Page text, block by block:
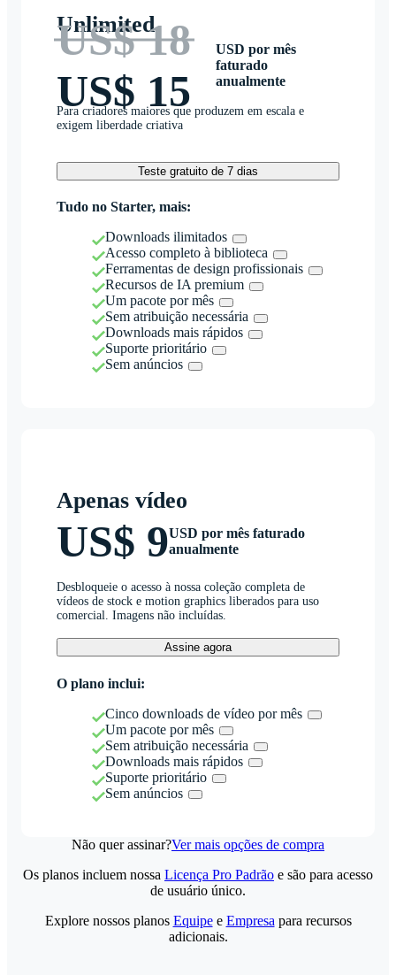
Unlimited
US$ 18
US$ 15
USD por mês
faturado
anualmente
Para criadores maiores que produzem em escala e
exigem liberdade criativa
Teste gratuito de 7 dias
Tudo no Starter, mais:
Downloads ilimitados
Acesso completo à biblioteca
Ferramentas de design profissionais
Recursos de IA premium
Um pacote por mês
Sem atribuição necessária
Downloads mais rápidos
Suporte prioritário
Sem anúncios
Apenas vídeo
US$ 9USD por mês faturado
anualmente
Desbloqueie o acesso à nossa coleção completa de
vídeos de stock e motion graphics liberados para uso
comercial. Imagens não incluídas.
Assine agora
O plano inclui:
Cinco downloads de vídeo por mês
Um pacote por mês
Sem atribuição necessária
Downloads mais rápidos
Suporte prioritário
Sem anúncios
Não quer assinar?Ver mais opções de compra
Os planos incluem nossa Licença Pro Padrão e são para acesso
de usuário único.
Explore nossos planos Equipee Empresa para recursos
adicionais.